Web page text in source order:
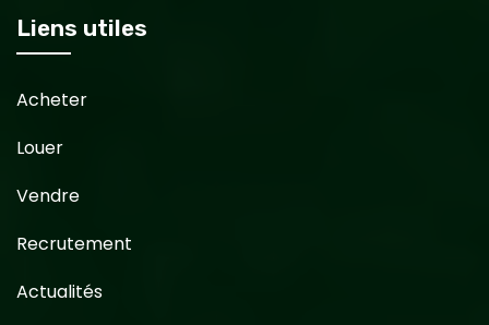
Liens utiles
Acheter
Louer
Vendre
Recrutement
Actualités